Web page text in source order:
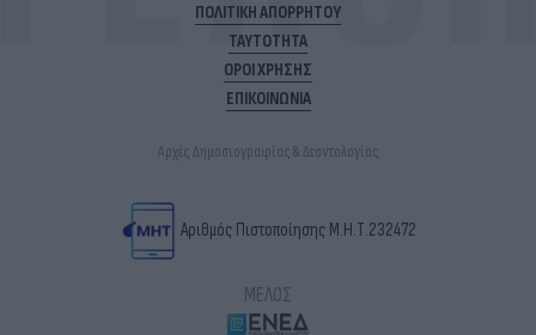
ΠΟΛΙΤΙΚΗ ΑΠΟΡΡΗΤΟΥ
ΤΑΥΤΟΤΗΤΑ
ΟΡΟΙ ΧΡΗΣΗΣ
ΕΠΙΚΟΙΝΩΝΙΑ
Αρχές Δημοσιογραφίας & Δεοντολογίας
Αριθμός Πιστοποίησης Μ.Η.Τ.232472
ΜΕΛΟΣ